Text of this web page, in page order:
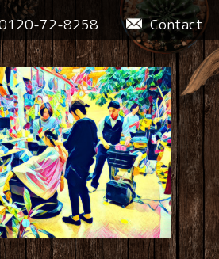
Contact
72-8258